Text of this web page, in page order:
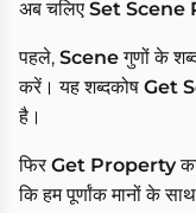
अब चलिए Set Scene
पहले, Sceneगुणों के
करें। यह शब्दकोष Get
है।
फिरGet Property
कि हम पूर्णांक मानों के